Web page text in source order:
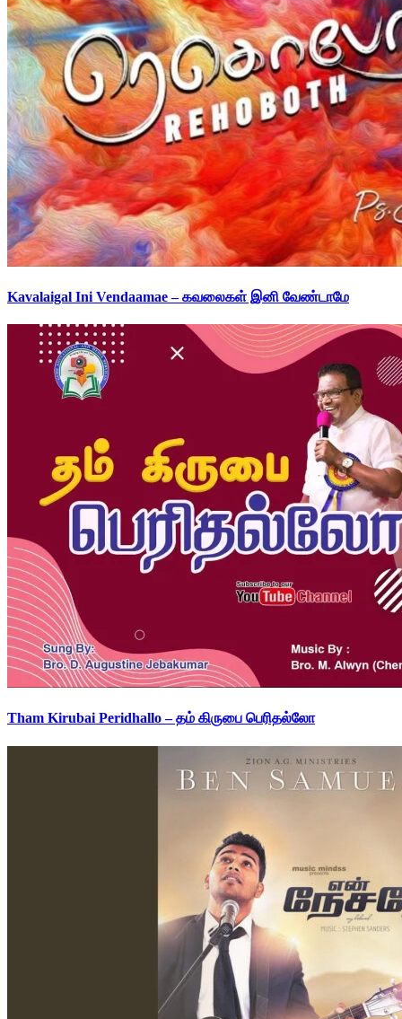
Kavalaigal Ini Vendaamae – கவலைகள் இனி வேண்டாமே
Tham Kirubai Peridhallo – தம் கிருபை பெரிதல்லோ